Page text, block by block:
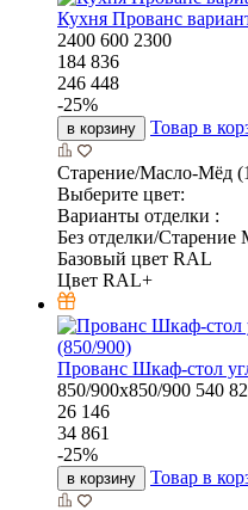
Кухня Прованс
2400 600 2300
184 836
246 448
-25%
в корзину Товар в
Старение/Масло-Мёд
Выберите цвет:
Варианты отделки :
Без отделки/Старение
Базовый цвет RAL
Цвет RAL+
Прованс Шкаф-стол
850/900х850/900 540
26 146
34 861
-25%
в корзину Товар в